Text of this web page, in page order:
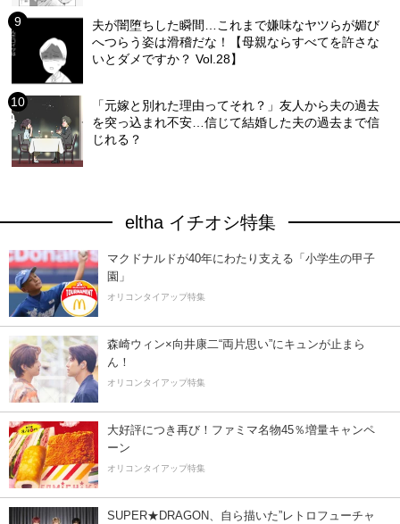
夫が闇堕ちした瞬間…これまで嫌味なヤツらが媚び
へつらう姿は滑稽だな！【母親ならすべてを許さな
いとダメですか？ Vol.28】
「元嫁と別れた理由ってそれ？」友人から夫の過去
を突っ込まれ不安…信じて結婚した夫の過去まで信
じれる？
eltha イチオシ特集
マクドナルドが40年にわたり支える「小学生の甲子
園」
オリコンタイアップ特集
森崎ウィン×向井康二“両片思い”にキュンが止まら
ん！
オリコンタイアップ特集
大好評につき再び！ファミマ名物45％増量キャンペ
ーン
オリコンタイアップ特集
SUPER★DRAGON、自ら描いた”レトロフューチャ